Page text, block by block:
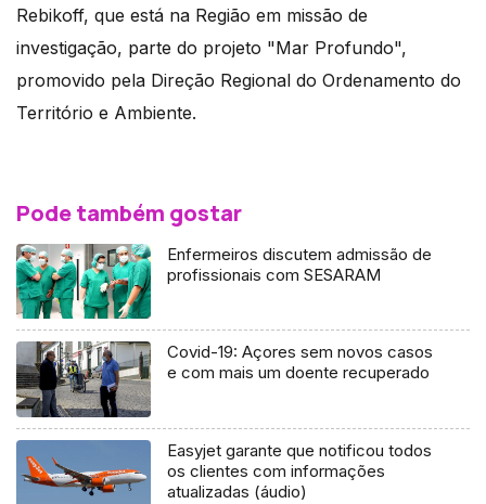
Rebikoff, que está na Região em missão de
investigação, parte do projeto "Mar Profundo",
promovido pela Direção Regional do Ordenamento do
Território e Ambiente.
Pode também gostar
Enfermeiros discutem admissão de
profissionais com SESARAM
Covid-19: Açores sem novos casos
e com mais um doente recuperado
Easyjet garante que notificou todos
os clientes com informações
atualizadas (áudio)